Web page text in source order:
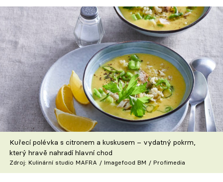
Články
TV Program
Škola vaření
Recepty z TV
Speciál: Cuketa
Těhotnej kuchař
Sledujte prima+
Kuřecí polévka s citronem a kuskusem – vydatný pokrm,
který hravě nahradí hlavní chod
Zdroj: Kulinární studio MAFRA / Imagefood BM / Profimedia